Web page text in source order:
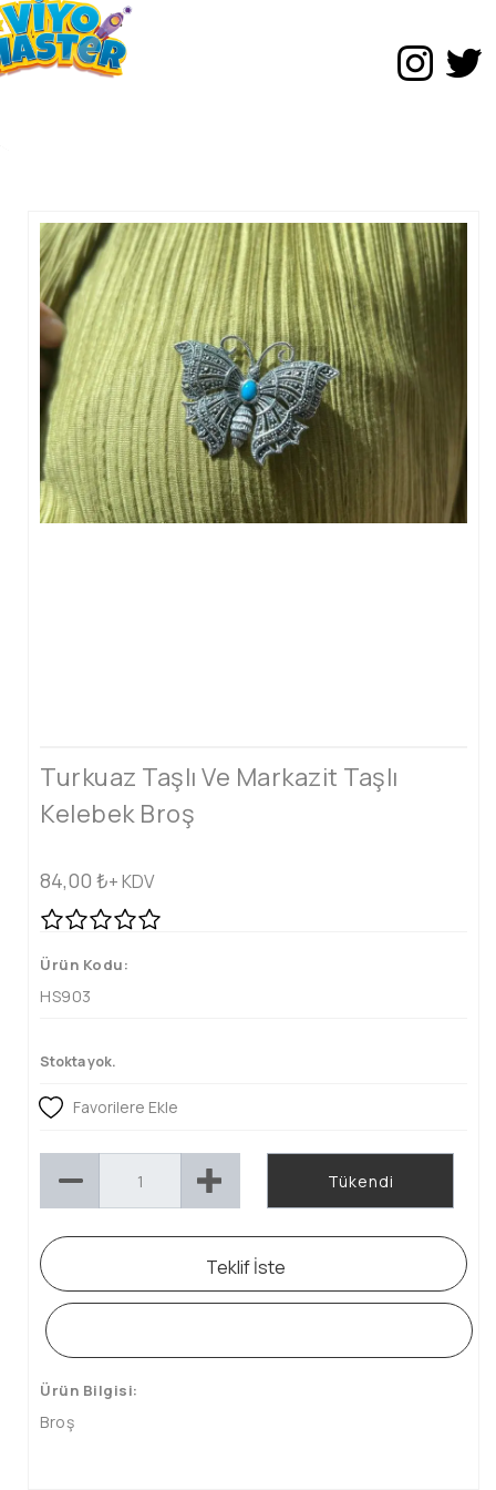
Turkuaz Taşlı Ve Markazit Taşlı
Kelebek Broş
84,00 ₺+ KDV
Ürün Kodu:
HS903
Stokta yok.
Favorilere Ekle
Tükendi
Teklif İste
Ürün Bilgisi:
Broş